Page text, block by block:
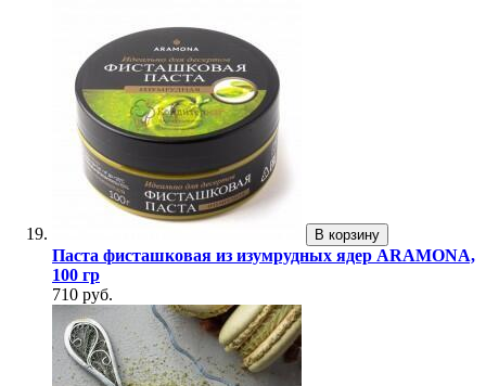
В корзину
Паста фисташковая из изумрудных ядер ARAMONA,
100 гр
710 руб.